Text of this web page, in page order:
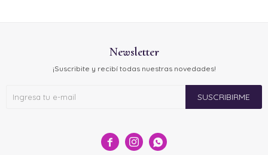
  
Newsletter
¡Suscribite y recibí todas nuestras novedades!
SUSCRIBIRME